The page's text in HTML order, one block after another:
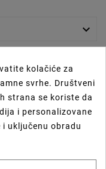



kolačiće za
svrhe. Društveni
strana se koriste da
i personalizovane
uključenu obradu